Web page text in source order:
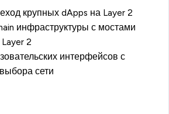
крупных dApps на Layer 2
инфраструктуры с мостами
2
интерфейсов с
сети